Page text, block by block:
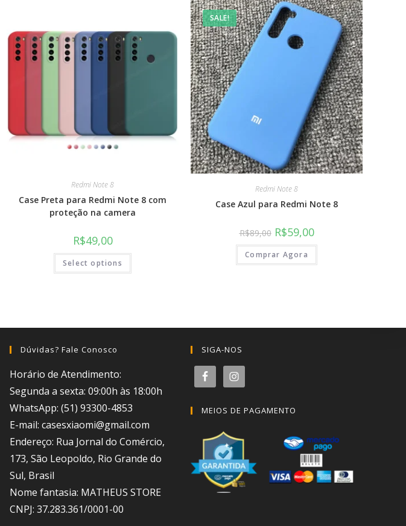
Redmi Note 8
Case Preta para Redmi Note 8 com
proteção na camera
R$49,00
Select options
SALE!
Redmi Note 8
Case Azul para Redmi Note 8
R$89,00 R$59,00
Comprar Agora
Dúvidas? Fale Conosco
Horário de Atendimento:
Segunda a sexta: 09:00h às 18:00h
WhatsApp: (51) 93300-4853
E-mail: casesxiaomi@gmail.com
Endereço: Rua Jornal do Comércio,
173, São Leopoldo, Rio Grande do
Sul, Brasil
Nome fantasia: MATHEUS STORE
CNPJ: 37.283.361/0001-00
SIGA-NOS
MEIOS DE PAGAMENTO